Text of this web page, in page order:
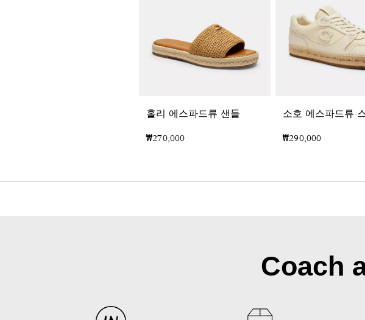
홀리 에스파드류 샌들
₩270,000
소호 에스파드류
₩290,000
Coach